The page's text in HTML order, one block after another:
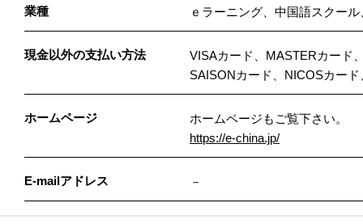
業種 ｅラーニング、中国語スクー
現金以外の支払い方法
VISAカード、MASTERカード
SAISONカード、NICOSカー
ホームページ
ホームページもご覧下さい。
https://e-china.jp/
E-mailアドレス －